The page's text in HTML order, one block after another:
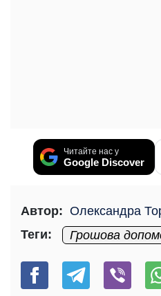
Читайте нас у
Google Discover
Автор: Олександра
Теги:
Грошова